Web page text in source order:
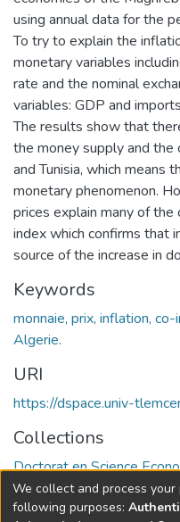
using annual data for the
To try to explain the
monetary variables
rate and the nominal
variables: GDP and
The results show that
the money supply and the
and Tunisia, which means
monetary phenomenon.
prices explain many of the
index which confirms that
source of the increase in
Keywords
monnaie, prix, inflation,
Algerie.
URI
https://dspace.univ-
Collections
Doctorat en Science
Full item page
We collect and process
following purposes: